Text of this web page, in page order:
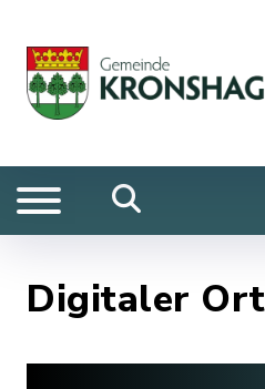
Digitaler